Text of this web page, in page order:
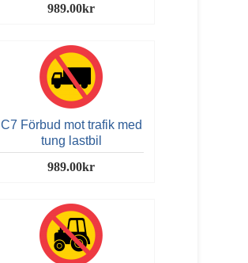
989.00kr
C7 Förbud mot trafik med
tung lastbil
989.00kr